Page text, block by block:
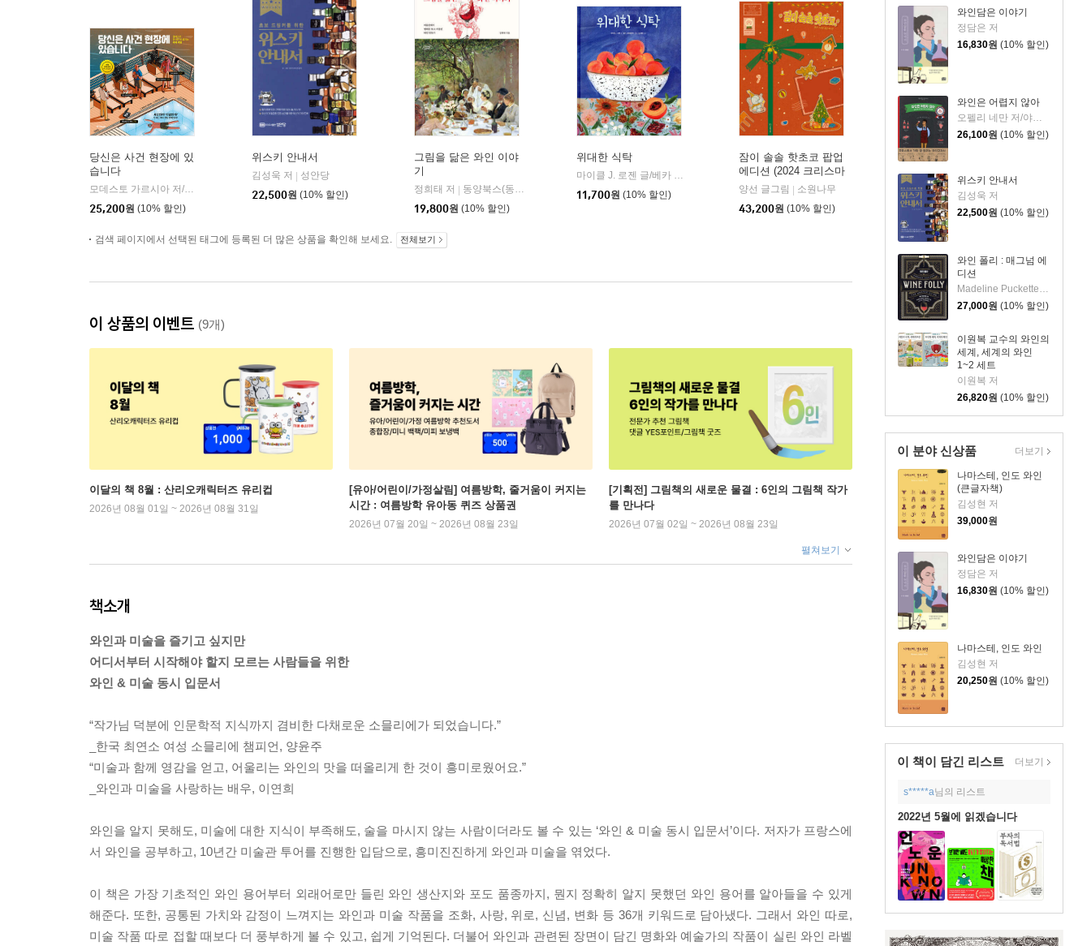
와인담은 이야기
정담은 저
16,830원 (10% 할인)
와인은 어렵지 않아
오펠리 네만 저/야니스 바루치코스 그림/박홍진,임명주 역
26,100원 (10% 할인)
위스키 안내서
김성욱 저
22,500원 (10% 할인)
와인 폴리 : 매그넘 에
디션
Madeline Puckette,Justin Hammack 저 / 차승은 역
27,000원 (10% 할인)
이원복 교수의 와인의
세계, 세계의 와인
1~2 세트
이원복 저
26,820원 (10% 할인)
이 분야 신상품
나마스테, 인도 와인
(큰글자책)
김성현 저
39,000원
와인담은 이야기
정담은 저
16,830원 (10% 할인)
나마스테, 인도 와인
김성현 저
20,250원 (10% 할인)
더보기
이 책이 담긴 리스트 더보기
s*****a님의 리스트
2022년 5월에 읽겠습니다
당신은 사건 현장에 있
습니다
모데스토 가르시아 저/하비 데 카스트로 그림 | 중앙북스(books)
25,200원 (10% 할인)
위스키 안내서
김성욱 저
성안당
22,500원 (10% 할인)
그림을 닮은 와인 이야
기
정희태 저
동양북스(동양books)
19,800원 (10% 할인)
위대한 식탁
마이클 J. 로젠 글/베카 스태틀랜더 그림/김서정 역 | 살림출판사
11,700원 (10% 할인)
잠이 솔솔 핫초코 팝업
에디션 (2024 크리스마
스 에디션)
양선 글그림
소원나무
43,200원 (10% 할인)
검색 페이지에서 선택된 태그에 등록된 더 많은 상품을 확인해 보세요. 전체보기
이 상품의 이벤트 (9개)
이달의 책 8월 : 산리오캐릭터즈 유리컵
2026년 08월 01일 ~ 2026년 08월 31일
[유아/어린이/가정살림] 여름방학, 줄거움이 커지는
시간 : 여름방학 유아동 퀴즈 상품권
2026년 07월 20일 ~ 2026년 08월 23일
[기획전] 그림책의 새로운 물결 : 6인의 그림책 작가
를 만나다
2026년 07월 02일 ~ 2026년 08월 23일
펼쳐보기
책소개
와인과 미술을 즐기고 싶지만
어디서부터 시작해야 할지 모르는 사람들을 위한
와인 & 미술 동시 입문서
“작가님 덕분에 인문학적 지식까지 겸비한 다채로운 소믈리에가 되었습니다.”
_한국 최연소 여성 소믈리에 챔피언, 양윤주
“미술과 함께 영감을 얻고, 어울리는 와인의 맛을 떠올리게 한 것이 흥미로웠어요.”
_와인과 미술을 사랑하는 배우, 이연희
와인을 알지 못해도, 미술에 대한 지식이 부족해도, 술을 마시지 않는 사람이더라도 볼 수 있는 ‘와인 & 미술 동시 입문서’이다. 저자가 프랑스에
서 와인을 공부하고, 10년간 미술관 투어를 진행한 입담으로, 흥미진진하게 와인과 미술을 엮었다.
이 책은 가장 기초적인 와인 용어부터 외래어로만 들린 와인 생산지와 포도 품종까지, 뭔지 정확히 알지 못했던 와인 용어를 알아들을 수 있게
해준다. 또한, 공통된 가치와 감정이 느껴지는 와인과 미술 작품을 조화, 사랑, 위로, 신념, 변화 등 36개 키워드로 담아냈다. 그래서 와인 따로,
미술 작품 따로 접할 때보다 더 풍부하게 볼 수 있고, 쉽게 기억된다. 더불어 와인과 관련된 장면이 담긴 명화와 예술가의 작품이 실린 와인 라벨